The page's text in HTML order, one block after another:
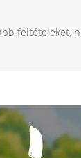
feltételeket,